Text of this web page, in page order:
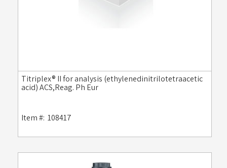
Titriplex® II for analysis (ethylenedinitrilotetraacetic
acid) ACS,Reag. Ph Eur
Item #: 108417